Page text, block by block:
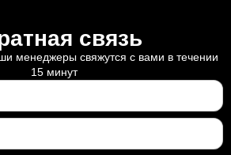
связь
менеджеры свяжутся с вами в течении
15 минут